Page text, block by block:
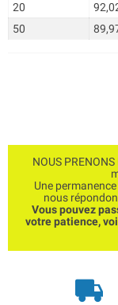
20
50
NOUS
Une
nous
Vous pouvez
votre patience,